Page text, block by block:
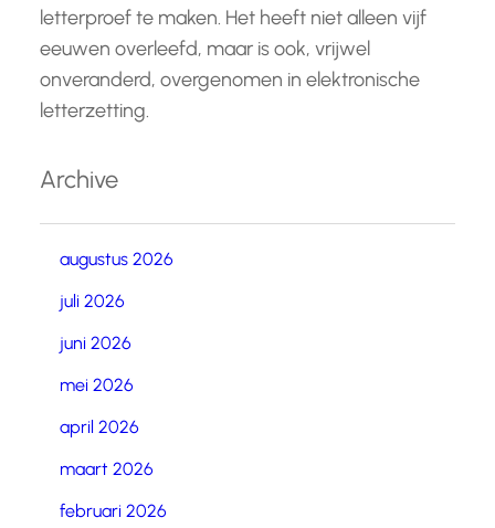
letterproef te maken. Het heeft niet alleen vijf
eeuwen overleefd, maar is ook, vrijwel
onveranderd, overgenomen in elektronische
letterzetting.
Archive
augustus 2026
juli 2026
juni 2026
mei 2026
april 2026
maart 2026
februari 2026